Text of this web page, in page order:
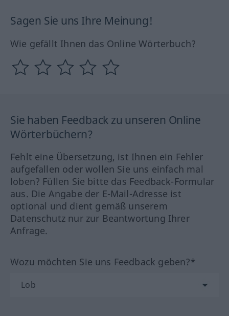
Sagen Sie uns Ihre Meinung!
Wie gefällt Ihnen das Online Wörterbuch?
Sie haben Feedback zu unseren Online
Wörterbüchern?
Fehlt eine Übersetzung, ist Ihnen ein Fehler
aufgefallen oder wollen Sie uns einfach mal
loben? Füllen Sie bitte das Feedback-Formular
aus. Die Angabe der E-Mail-Adresse ist
optional und dient gemäß unserem
Datenschutz nur zur Beantwortung Ihrer
Anfrage.
Wozu möchten Sie uns Feedback geben?*